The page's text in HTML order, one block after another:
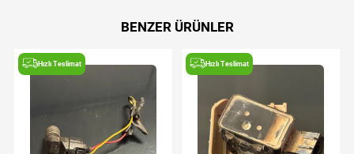
BENZER ÜRÜNLER
Hızlı Teslimat Hızlı Teslimat